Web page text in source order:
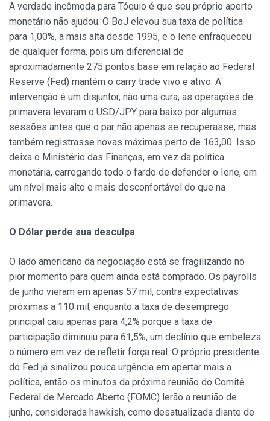
A verdade incômoda para Tóquio é que seu próprio aperto
monetário não ajudou. O BoJ elevou sua taxa de política
para 1,00%, a mais alta desde 1995, e o Iene enfraqueceu
de qualquer forma, pois um diferencial de
aproximadamente 275 pontos base em relação ao Federal
Reserve (Fed) mantém o carry trade vivo e ativo. A
intervenção é um disjuntor, não uma cura; as operações de
primavera levaram o USD/JPY para baixo por algumas
sessões antes que o par não apenas se recuperasse, mas
também registrasse novas máximas perto de 163,00. Isso
deixa o Ministério das Finanças, em vez da política
monetária, carregando todo o fardo de defender o Iene, em
um nível mais alto e mais desconfortável do que na
primavera.
O Dólar perde sua desculpa
O lado americano da negociação está se fragilizando no
pior momento para quem ainda está comprado. Os payrolls
de junho vieram em apenas 57 mil, contra expectativas
próximas a 110 mil, enquanto a taxa de desemprego
principal caiu apenas para 4,2% porque a taxa de
participação diminuiu para 61,5%, um declínio que embeleza
o número em vez de refletir força real. O próprio presidente
do Fed já sinalizou pouca urgência em apertar mais a
política, então os minutos da próxima reunião do Comitê
Federal de Mercado Aberto (FOMC) lerão a reunião de
junho, considerada hawkish, como desatualizada diante de